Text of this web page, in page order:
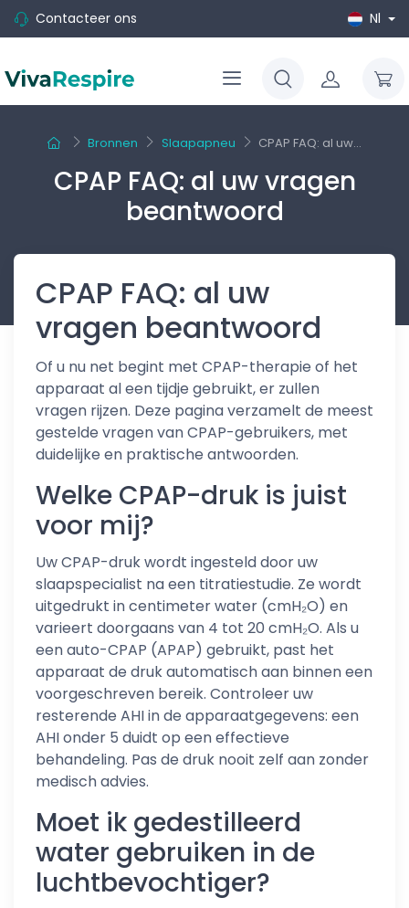
Contacteer ons Nl
Bronnen Slaapapneu CPAP FAQ: al uw...
CPAP FAQ: al uw vragen
beantwoord
CPAP FAQ: al uw
vragen beantwoord
Of u nu net begint met CPAP-therapie of het
apparaat al een tijdje gebruikt, er zullen
vragen rijzen. Deze pagina verzamelt de meest
gestelde vragen van CPAP-gebruikers, met
duidelijke en praktische antwoorden.
Welke CPAP-druk is juist
voor mij?
Uw CPAP-druk wordt ingesteld door uw
slaapspecialist na een titratiestudie. Ze wordt
uitgedrukt in centimeter water (cmH₂O) en
varieert doorgaans van 4 tot 20 cmH₂O. Als u
een auto-CPAP (APAP) gebruikt, past het
apparaat de druk automatisch aan binnen een
voorgeschreven bereik. Controleer uw
resterende AHI in de apparaatgegevens: een
AHI onder 5 duidt op een effectieve
behandeling. Pas de druk nooit zelf aan zonder
medisch advies.
Moet ik gedestilleerd
water gebruiken in de
luchtbevochtiger?